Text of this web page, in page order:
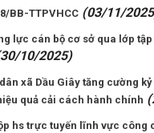
BB-TTPVHCC (03/11/
lực cán bộ cơ sở qua lớp
10/2025)
xã Dầu Giây tăng cường
quả cải cách hành chính
hs trực tuyến lĩnh vực công